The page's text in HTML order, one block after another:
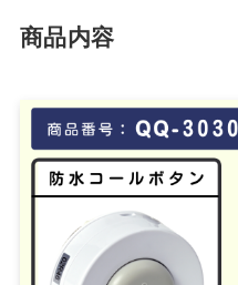
商品内容